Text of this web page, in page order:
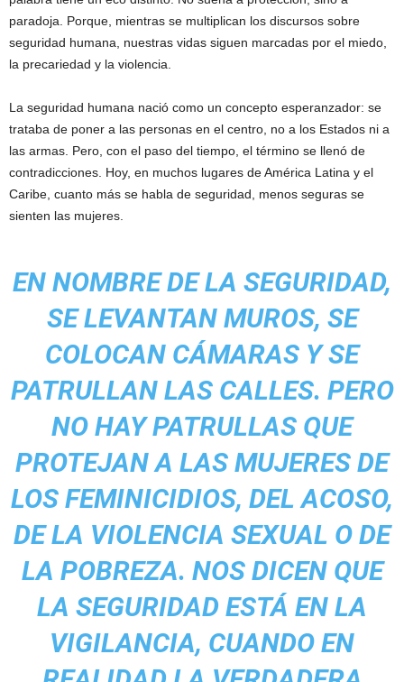
paradoja. Porque, mientras se multiplican los discursos sobre
seguridad humana, nuestras vidas siguen marcadas por el miedo,
la precariedad y la violencia.
La seguridad humana nació como un concepto esperanzador: se
trataba de poner a las personas en el centro, no a los Estados ni a
las armas. Pero, con el paso del tiempo, el término se llenó de
contradicciones. Hoy, en muchos lugares de América Latina y el
Caribe, cuanto más se habla de seguridad, menos seguras se
sienten las mujeres.
EN NOMBRE DE LA SEGURIDAD,
SE LEVANTAN MUROS, SE
COLOCAN CÁMARAS Y SE
PATRULLAN LAS CALLES. PERO
NO HAY PATRULLAS QUE
PROTEJAN A LAS MUJERES DE
LOS FEMINICIDIOS, DEL ACOSO,
DE LA VIOLENCIA SEXUAL O DE
LA POBREZA. NOS DICEN QUE
LA SEGURIDAD ESTÁ EN LA
VIGILANCIA, CUANDO EN